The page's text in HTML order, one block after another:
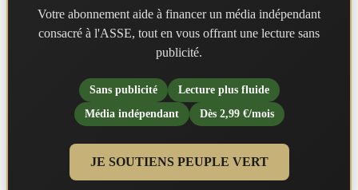
Votre abonnement aide à financer un média indépendant
consacré à l'ASSE, tout en vous offrant une lecture sans
publicité.
Sans publicité
Lecture plus fluide
Média indépendant
Dès 2,99 €/mois
JE SOUTIENS PEUPLE VERT